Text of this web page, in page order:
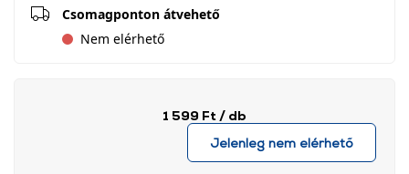
Csomagponton átvehető
Nem elérhető
1 599 Ft / db
Jelenleg nem elérhető